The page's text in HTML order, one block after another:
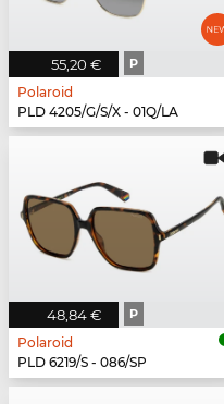
55,20 € P
Polaroid
PLD 4205/G/S/X - 01Q/LA
48,84 € P
Polaroid
PLD 6219/S - 086/SP